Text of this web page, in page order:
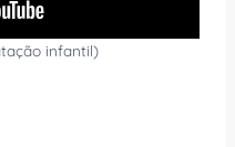
infantil)